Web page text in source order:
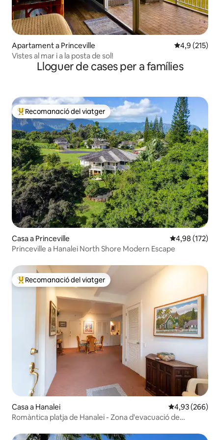
Apartament a Princeville 4,9 de
4,9 (215)
Vistes al mar i a la posta de sol!
Lloguer de cases per a famílies
Principals recomanacions dels viatgers
Recomanació del viatger
Casa a Princeville 4,98 de
4,98 (172)
Princeville a Hanalei North Shore Modern Escape
Principals recomanacions dels viatgers
Recomanació del viatger
Casa a Hanalei 4,93 de
4,93 (266)
Romàntica platja de Hanalei - Zona d'evacuació de